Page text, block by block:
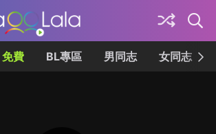
免費 BL專區 男同志 女同志